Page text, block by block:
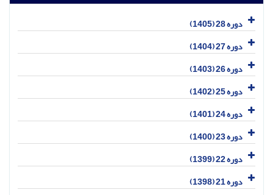
دوره 28 (1405)
دوره 27 (1404)
دوره 26 (1403)
دوره 25 (1402)
دوره 24 (1401)
دوره 23 (1400)
دوره 22 (1399)
دوره 21 (1398)